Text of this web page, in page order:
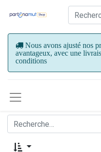
Nous avons ajusté nos
avantageux, avec une
conditions